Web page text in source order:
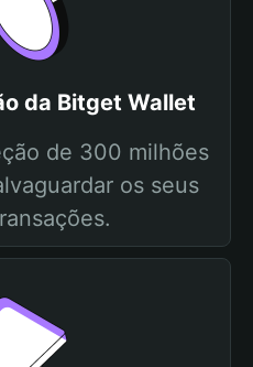
da Bitget Wallet
de 300 milhões
os seus